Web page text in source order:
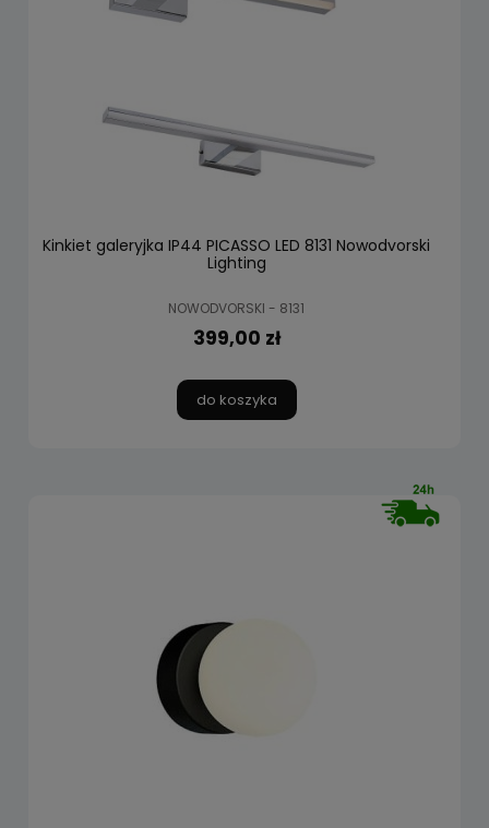
Kinkiet galeryjka IP44 PICASSO LED 8131 Nowodvorski
Lighting
NOWODVORSKI - 8131
399,00 zł
do koszyka